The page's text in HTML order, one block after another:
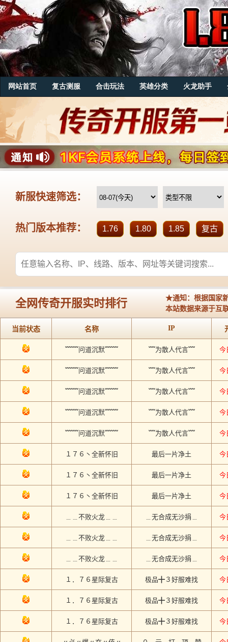
网站首页 复古测服 合击玩法 英雄分类 火龙助手